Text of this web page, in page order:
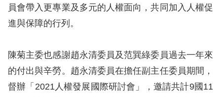
訴
資
料
庫
員會帶入更專業及多元的人權面向，共同加入人權促
進與保障的行列。
陳菊主委也感謝趙永清委員及范巽綠委員過去一年來
的付出與辛勞。趙永清委員在擔任副主任委員期間，
督辦「2021人權發展國際研討會」，邀請共計9國11